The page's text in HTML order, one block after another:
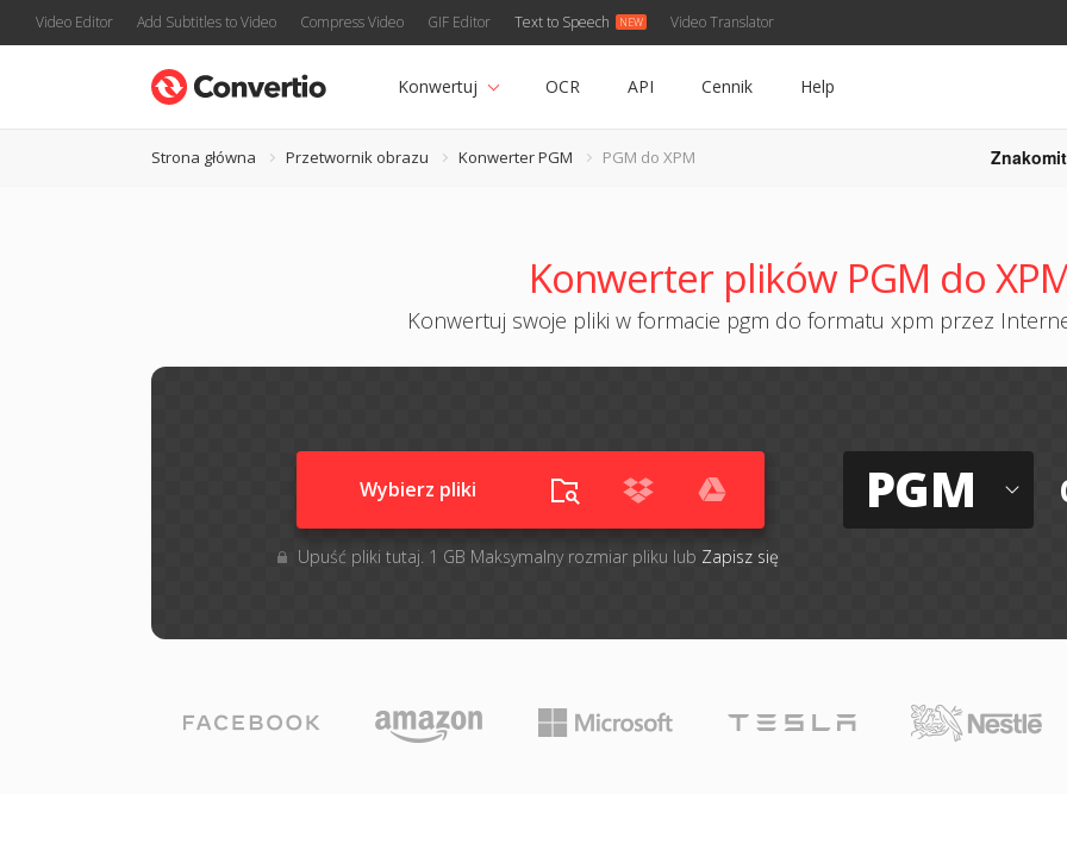
Video Editor Add Subtitles to Video Compress Video GIF Editor Text to Speech Video Translator
Konwertuj OCR API Cennik Help
Strona główna Przetwornik obrazu Konwerter PGM PGM do XPM
Konwerter plików PGM do
Konwertuj swoje pliki w formacie pgm do formatu xpm przez
Wybierz pliki
Upuść pliki tutaj. 1 GB Maksymalny rozmiar pliku lub Zapisz się
PGM